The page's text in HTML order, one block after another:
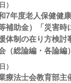
）
年度老人保健健
補助金）「災害時
体制の在り方検討
（総論編・各論編
）
療法士会教育部主